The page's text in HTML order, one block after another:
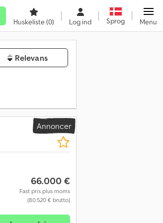
Huskeliste(0) Log ind Sprog Menu
Relevans
Annoncer
66.000 €
Fast pris plus moms
(80.520 € brutto)